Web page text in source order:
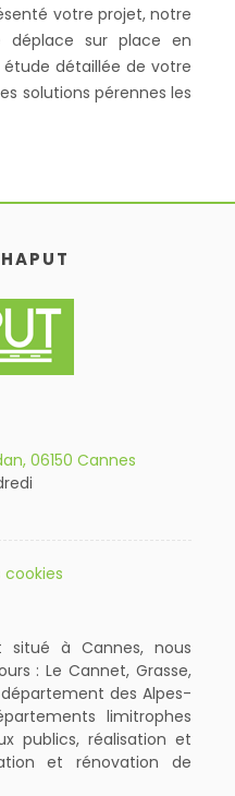
votre projet, notre
déplace sur place en
détaillée de votre
solutions pérennes les
06150 Cannes
cookies
situé à Cannes, nous
: Le Cannet, Grasse,
des Alpes-
limitrophes
publics, réalisation et
et rénovation de